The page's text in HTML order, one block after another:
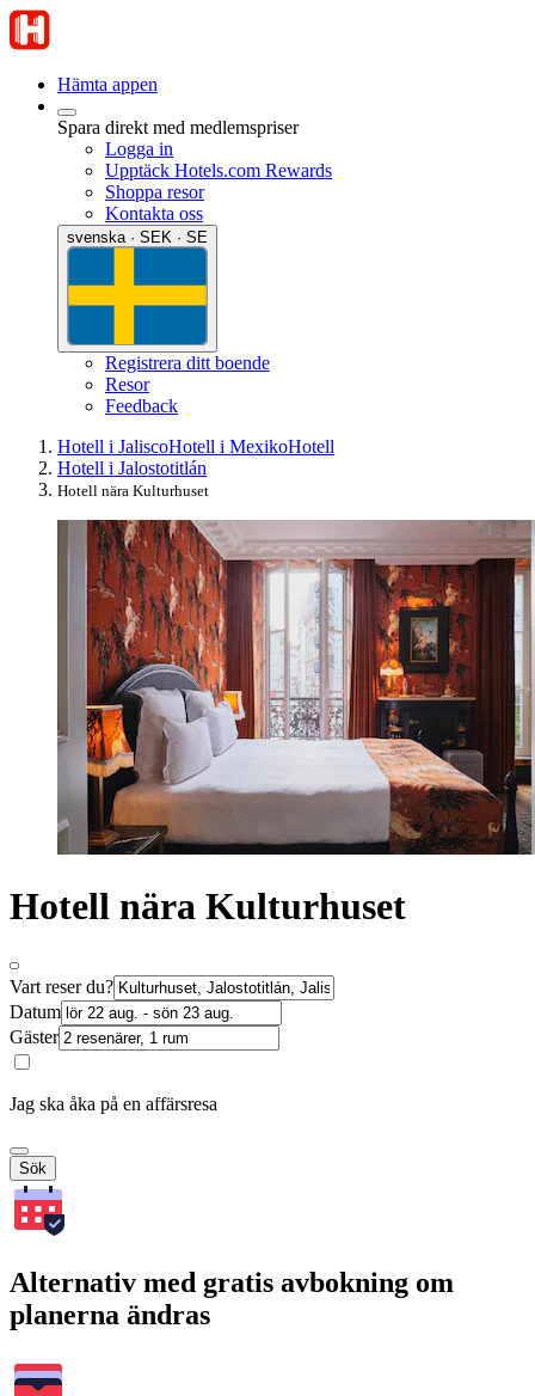
Hämta appen
Spara direkt med medlemspriser
Logga in
Upptäck Hotels.com Rewards
Shoppa resor
Kontakta oss
svenska · SEK · SE
Registrera ditt boende
Resor
Feedback
Hotell i JaliscoHotell i MexikoHotell
Hotell i Jalostotitlán
Hotell nära Kulturhuset
Hotell nära Kulturhuset
Vart reser du?
Datum
Gäster
Jag ska åka på en affärsresa
Sök
Alternativ med gratis avbokning om
planerna ändras